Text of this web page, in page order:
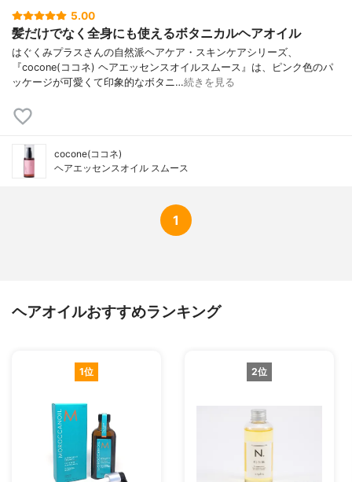
5.00
髪だけでなく全身にも使えるボタニカルヘアオイル
はぐくみプラスさんの自然派ヘアケア・スキンケアシリーズ、
『cocone(ココネ) ヘアエッセンスオイルスムース』は、ピンク色のパ
ッケージが可愛くて印象的なボタニ…続きを見る
cocone(ココネ)
ヘアエッセンスオイル スムース
1
ヘアオイルおすすめランキング
1位 2位